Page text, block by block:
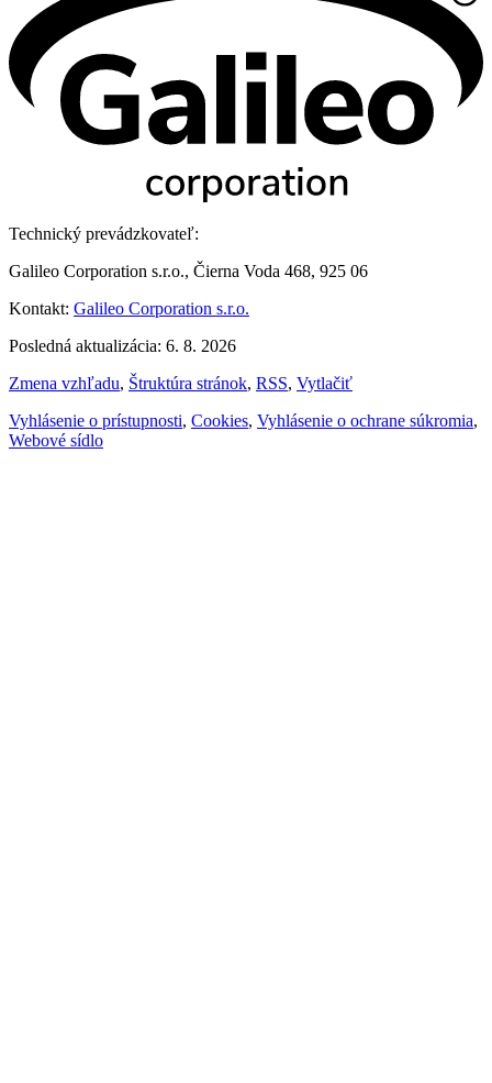
Technický prevádzkovateľ:
Galileo Corporation s.r.o., Čierna Voda 468, 925 06
Kontakt: Galileo Corporation s.r.o.
Posledná aktualizácia: 6. 8. 2026
Zmena vzhľadu, Štruktúra stránok, RSS, Vytlačiť
Vyhlásenie o prístupnosti, Cookies, Vyhlásenie o ochrane súkromia,
Webové sídlo